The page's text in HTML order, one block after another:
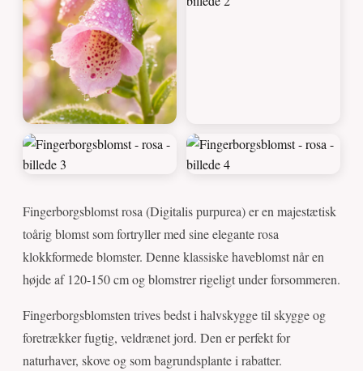
Fingerborgsblomst rosa (Digitalis purpurea) er en majestætisk
toårig blomst som fortryller med sine elegante rosa
klokkformede blomster. Denne klassiske haveblomst når en
højde af 120-150 cm og blomstrer rigeligt under forsommeren.
Fingerborgsblomsten trives bedst i halvskygge til skygge og
foretrækker fugtig, veldrænet jord. Den er perfekt for
naturhaver, skove og som bagrundsplante i rabatter.